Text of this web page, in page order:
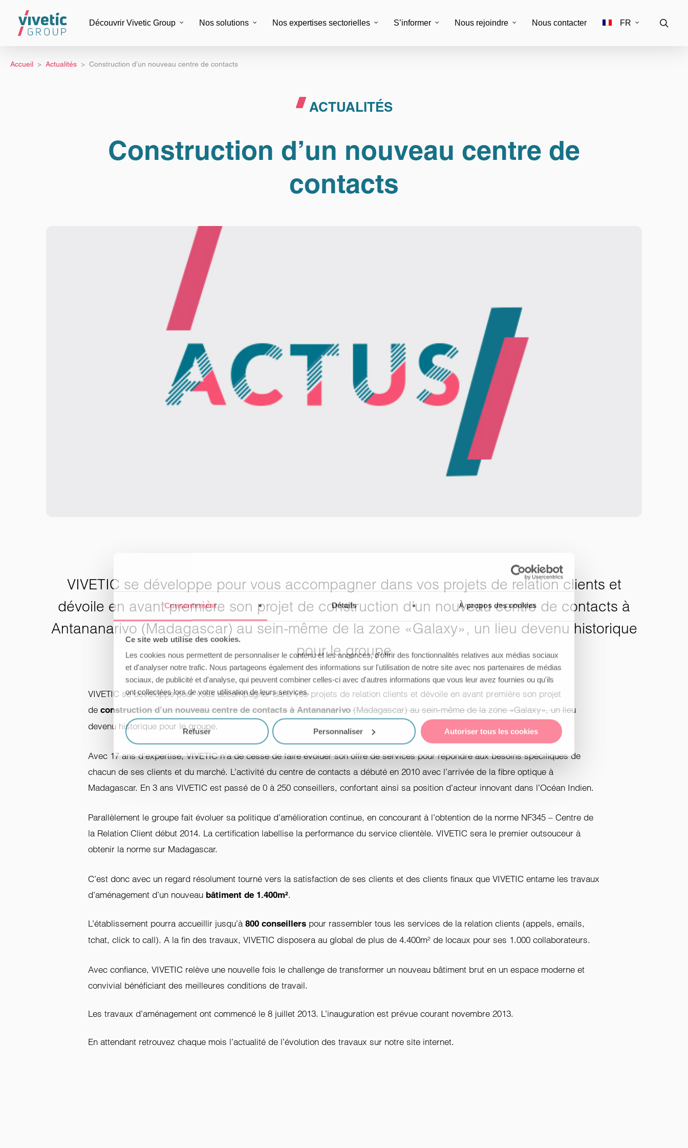
Consentement Détails À propos des cookies
Ce site web utilise des cookies.
Les cookies nous permettent de personnaliser le contenu et les annonces, d'offrir des fonctionnalités relatives aux médias sociaux
et d'analyser notre trafic. Nous partageons également des informations sur l'utilisation de notre site avec nos partenaires de médias
sociaux, de publicité et d'analyse, qui peuvent combiner celles-ci avec d'autres informations que vous leur avez fournies ou qu'ils
ont collectées lors de votre utilisation de leurs services.
Refuser Personnaliser Autoriser tous les cookies
Découvrir Vivetic Group Nos solutions
Service PAO
Service client multicanal
KYC & conformité
Nos expertises sectorielles S’informer Nous rejoindre Nous contacter FR
Accueil Actualités Construction d’un nouveau centre de contacts
ACTUALITÉS
Construction d’un nouveau centre de
contacts
VIVETIC se développe pour vous accompagner dans vos projets de relation clients et
dévoile en avant première son projet de construction d’un nouveau centre de contacts à
Antananarivo (Madagascar) au sein-même de la zone «Galaxy», un lieu devenu historique
pour le groupe
VIVETIC se développe pour vous accompagner dans vos projets de relation clients et dévoile en avant première son projet
deconstruction d’un nouveau centre de contacts à Antananarivo (Madagascar) au sein-même de la zone «Galaxy», un lieu
devenu historique pour le groupe.
Avec 17 ans d’expertise, VIVETIC n’a de cesse de faire évoluer son offre de services pour répondre aux besoins spécifiques de
chacun de ses clients et du marché. L’activité du centre de contacts a débuté en 2010 avec l’arrivée de la fibre optique à
Madagascar. En 3 ans VIVETIC est passé de 0 à 250 conseillers, confortant ainsi sa position d’acteur innovant dans l’Océan Indien.
Parallèlement le groupe fait évoluer sa politique d’amélioration continue, en concourant à l’obtention de la norme NF345 – Centre de
la Relation Client début 2014. La certification labellise la performance du service clientèle. VIVETIC sera le premier outsouceur à
obtenir la norme sur Madagascar.
C’est donc avec un regard résolument tourné vers la satisfaction de ses clients et des clients finaux que VIVETIC entame les travaux
d’aménagement d’un nouveau bâtiment de 1.400m².
L’établissement pourra accueillir jusqu’à800 conseillers pour rassembler tous les services de la relation clients (appels, emails,
tchat, click to call). A la fin des travaux, VIVETIC disposera au global de plus de 4.400m² de locaux pour ses 1.000 collaborateurs.
Avec confiance, VIVETIC relève une nouvelle fois le challenge de transformer un nouveau bâtiment brut en un espace moderne et
convivial bénéficiant des meilleures conditions de travail.
Les travaux d’aménagement ont commencé le 8 juillet 2013. L’inauguration est prévue courant novembre 2013.
En attendant retrouvez chaque mois l’actualité de l’évolution des travaux sur notre site internet.